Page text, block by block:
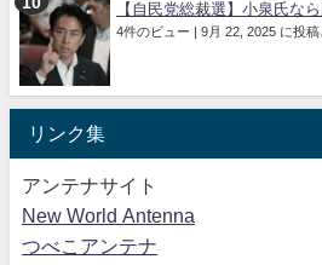
【自民党総裁選】小泉氏な
4件のビュー | 9月 22, 2025 に投稿
リンク集
アンテナサイト
New World Antenna
つべこアンテナ